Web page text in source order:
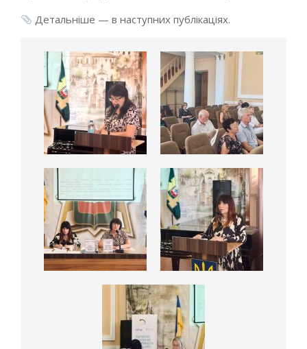
Детальніше — в наступних публікаціях.